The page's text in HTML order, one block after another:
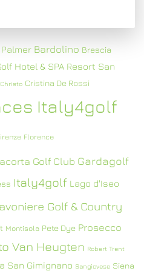
Bardolino Brescia
Hotel & SPA Resort San
Christo Cristina De Rossi
Italy4golf
Florence
Golf Club Gardagolf
Italy4golf Lago d'Iseo
Golf & Country
Montisola Pete Dye Prosecco
Van Heugten Robert Trent
San Gimignano Sangiovese Siena